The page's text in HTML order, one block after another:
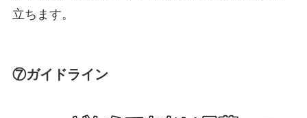
立ちます。
⑦ガイドライン